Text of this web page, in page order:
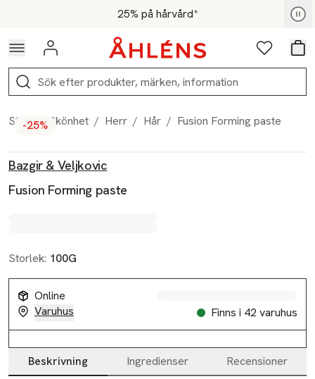
Hoppa till navigationsmenyn25% på hårvård*
För medlemmar - Shoppa nu
Logga in Favoriter
Sök
Start / Skönhet / Herr / Hår / Fusion Forming paste
-25%
Bazgir & Veljkovic
Fusion Forming paste
Storlek: 100G
Online
Varuhus
Finns i 42 varuhus
Beskrivning Ingredienser Recensioner